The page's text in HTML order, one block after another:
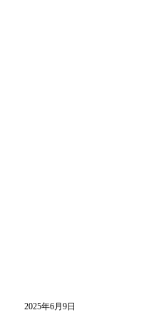
2025年6月9日